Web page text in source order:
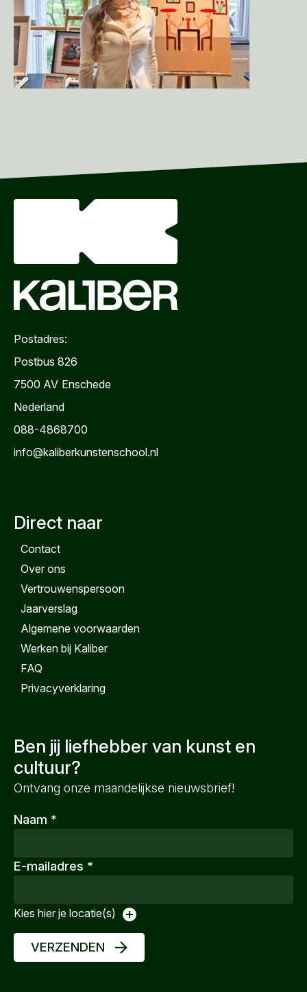
Postadres:
Postbus 826
7500 AV Enschede
Nederland
088-4868700
info@kaliberkunstenschool.nl
Direct naar
Contact
Over ons
Vertrouwenspersoon
Jaarverslag
Algemene voorwaarden
Werken bij Kaliber
FAQ
Privacyverklaring
Ben jij liefhebber van kunst en
cultuur?
Ontvang onze maandelijkse nieuwsbrief!
Naam *
E-mailadres *
Kies hier je locatie(s)
VERZENDEN